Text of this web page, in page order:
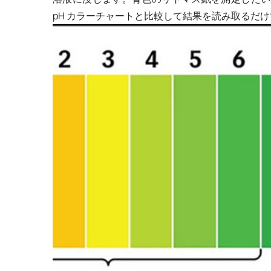
pH カラーチャートと比較して結果を読み取るだ